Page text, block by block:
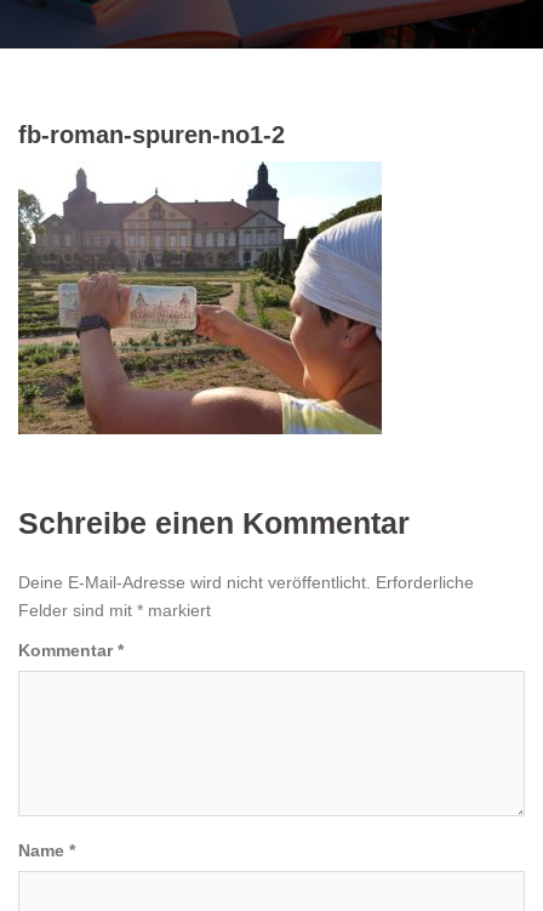
fb-roman-spuren-no1-2
Schreibe einen Kommentar
Deine E-Mail-Adresse wird nicht veröffentlicht. Erforderliche
Felder sind mit * markiert
Kommentar*
Name *